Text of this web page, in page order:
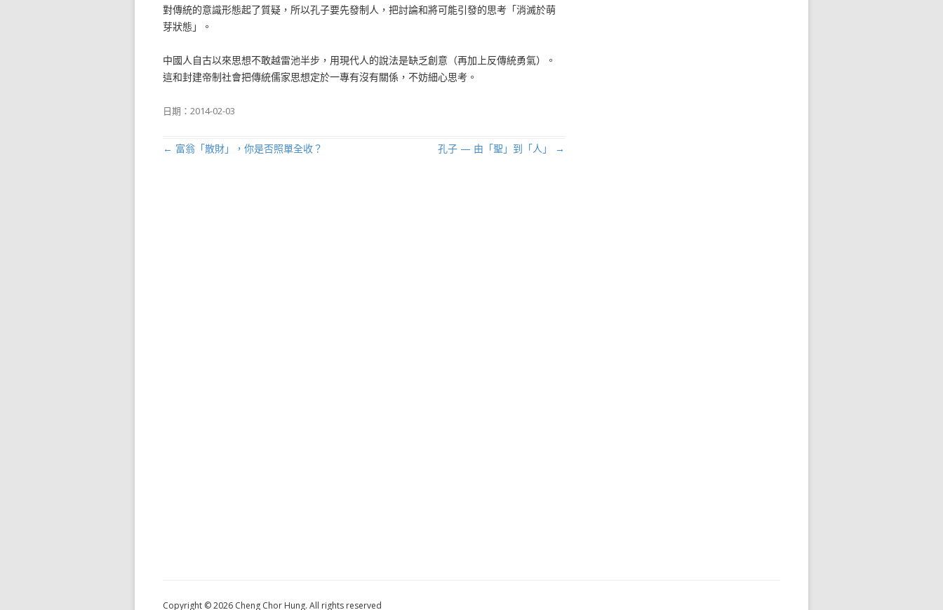
對傳統的意識形態起了質疑，所以孔子要先發制人，把討論和將可能引發的思考「消滅於萌
芽狀態」。
中國人自古以來思想不敢越雷池半步，用現代人的說法是缺乏創意（再加上反傳統勇氣）。
這和封建帝制社會把傳統儒家思想定於一專有沒有關係，不妨細心思考。
日期： 2014-02-03
文章導航列
← 富翁「散財」，你是否照單全收？ 孔子 — 由「聖」到「人」 →
Copyright © 2026 Cheng Chor Hung. All rights reserved